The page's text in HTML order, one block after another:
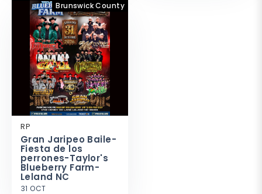
Brunswick County
RP
Gran Jaripeo Baile-
Fiesta de los
perrones-Taylor's
Blueberry Farm-
Leland NC
31 OCT